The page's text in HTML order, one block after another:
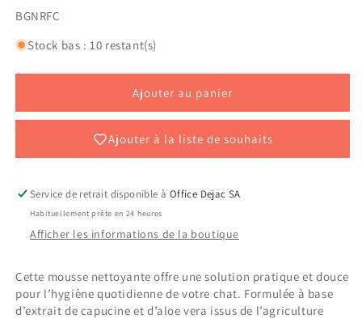
quantité
BIOGANCE
RINCAGE
BIOGANCE
MOUSSE
SANS
RINCAGE
200
SKU:
BGNRFC
Stock bas : 10 restant(s)
Ajouter au panier
Ajouter à la liste de souhaits
Service de retrait disponible à Office Dejac SA
Habituellement prête en 24 heures
Afficher les informations de la boutique
Cette mousse nettoyante offre une solution pratique et douce
pour l’hygiène quotidienne de votre chat. Formulée à base
d’extrait de capucine et d’aloe vera issus de l’agriculture